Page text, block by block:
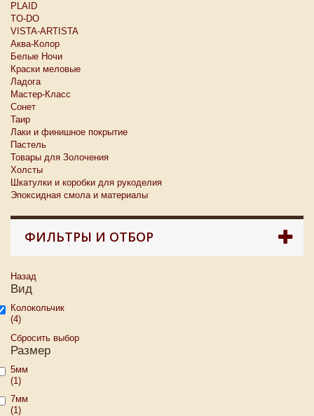
PLAID
TO-DO
VISTA-ARTISTA
Аква-Колор
Белые Ночи
Краски меловые
Ладога
Мастер-Класс
Сонет
Таир
Лаки и финишное покрытие
Пастель
Товары для Золочения
Холсты
Шкатулки и коробки для рукоделия
Эпоксидная смола и материалы
ФИЛЬТРЫ И ОТБОР
Назад
Вид
Колокольчик
(4)
Сбросить выбор
Размер
5мм
(1)
7мм
(1)